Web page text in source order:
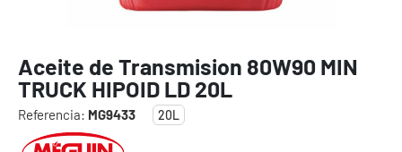
Aceite de Transmision 80W90 MIN
TRUCK HIPOID LD 20L
Referencia: MG9433 20L